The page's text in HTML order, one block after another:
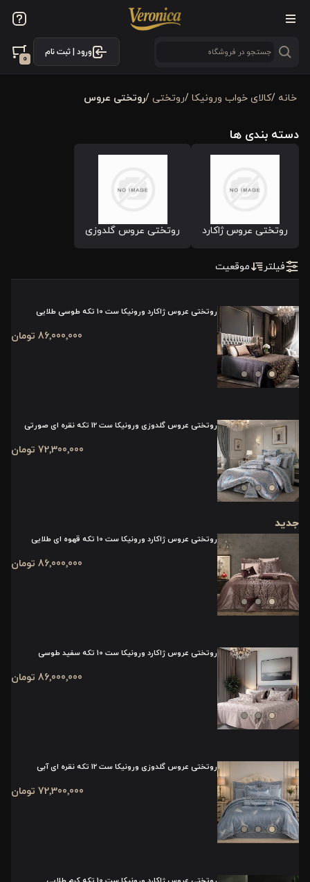
ورود | ثبت نام
0
خانه /کالای خواب ورونیکا /روتختی /روتختی عروس
دسته بندی ها
روتختی عروس ژاکارد روتختی عروس گلدوزی
فیلتر بر اساس قیمت
فیلترها
فیلترکردن براساس تولید‌کننده
ورونیکافیلتر موقعیت
روتختی عروس ژاکارد ورونیکا ست 10 تکه طوسی طلایی
86٬000٬000 تومان
روتختی عروس گلدوزی ورونیکا ست 12 تکه نقره ای صورتی
72٬300٬000 تومان
جدید
روتختی عروس ژاکارد ورونیکا ست 10 تکه قهوه ای طلایی
86٬000٬000 تومان
روتختی عروس ژاکارد ورونیکا ست 10 تکه سفید طوسی
86٬000٬000 تومان
روتختی عروس گلدوزی ورونیکا ست 12 تکه نقره ای آبی
72٬300٬000 تومان